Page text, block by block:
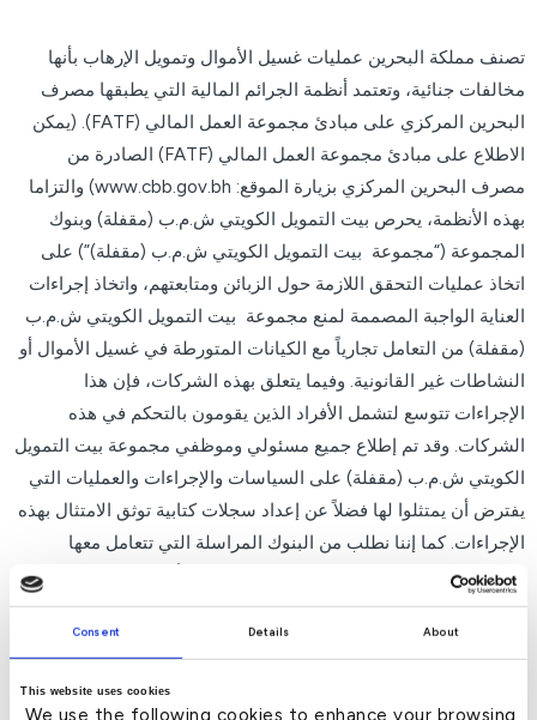
Consent Details About
This website uses cookies
We use the following cookies to enhance your browsing
تصنف مملكة البحرين عمليات غسيل الأموال وتمويل الإرهاب بأنها
مخالفات جنائية، وتعتمد أنظمة الجرائم المالية التي يطبقها مصرف
البحرين المركزي على مبادئ مجموعة العمل المالي (FATF). (يمكن
الاطلاع على مبادئ مجموعة العمل المالي (FATF) الصادرة من
مصرف البحرين المركزي بزيارة الموقع: www.cbb.gov.bh) والتزاما
بهذه الأنظمة، يحرص بيت التمويل الكويتي ش.م.ب (مقفلة) وبنوك
المجموعة (“مجموعة بيت التمويل الكويتي ش.م.ب (مقفلة)”) على
اتخاذ عمليات التحقق اللازمة حول الزبائن ومتابعتهم، واتخاذ إجراءات
العناية الواجبة المصممة لمنع مجموعة بيت التمويل الكويتي ش.م.ب
(مقفلة) من التعامل تجارياً مع الكيانات المتورطة في غسيل الأموال أو
النشاطات غير القانونية. وفيما يتعلق بهذه الشركات، فإن هذا
الإجراءات تتوسع لتشمل الأفراد الذين يقومون بالتحكم في هذه
الشركات. وقد تم إطلاع جميع مسئولي وموظفي مجموعة بيت التمويل
الكويتي ش.م.ب (مقفلة) على السياسات والإجراءات والعمليات التي
يفترض أن يمتثلوا لها فضلاً عن إعداد سجلات كتابية توثق الامتثال بهذه
الإجراءات. كما إننا نطلب من البنوك المراسلة التي تتعامل معها
مجموعة بيت التمويل الكويتي ش.م.ب (مقفلة) أن تلتزم بالإجراءات
الملائمة بهذا الخصوص.
وتتطلب سياسة بيت التمويل الكويتي ش.م.ب (مقفلة) أن يخضع جميع
الموظفين المعنيين في مجموعة بيت التمويل الكويتي ش.م.ب (مقفلة)